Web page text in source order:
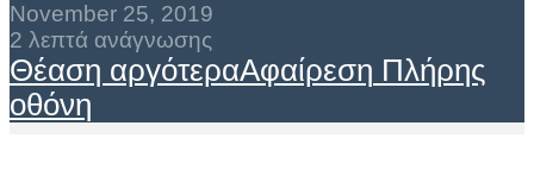
November 25, 2019
2 λεπτά ανάγνωσης
Θέαση αργότεραΑφαίρεση Πλήρης
οθόνη